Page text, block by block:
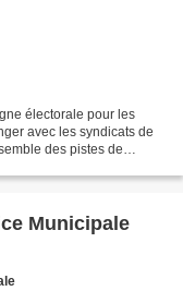
électorale pour les
avec les syndicats de
des pistes de
Municipale